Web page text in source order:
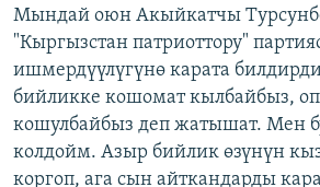
БИЗ ЖАНА ДҮЙНӨ
ДАНИСТЕ
ЭЖЕ-СИҢДИЛЕР
АЗАТТЫК+
ЫҢГАЙСЫЗ СУРООЛОР
Русский
ОНЛАЙН ШЕРИНЕ
Мындай оюн Акыйкатчы
"Кыргызстан патриоттору"
ишмердүүлүгүнө карата
бийликке кошомат кылбайбыз,
кошулбайбыз деп жатышат. Мен
колдойм. Азыр бийлик өзүнүн
коргоп, ага сын айткандарды